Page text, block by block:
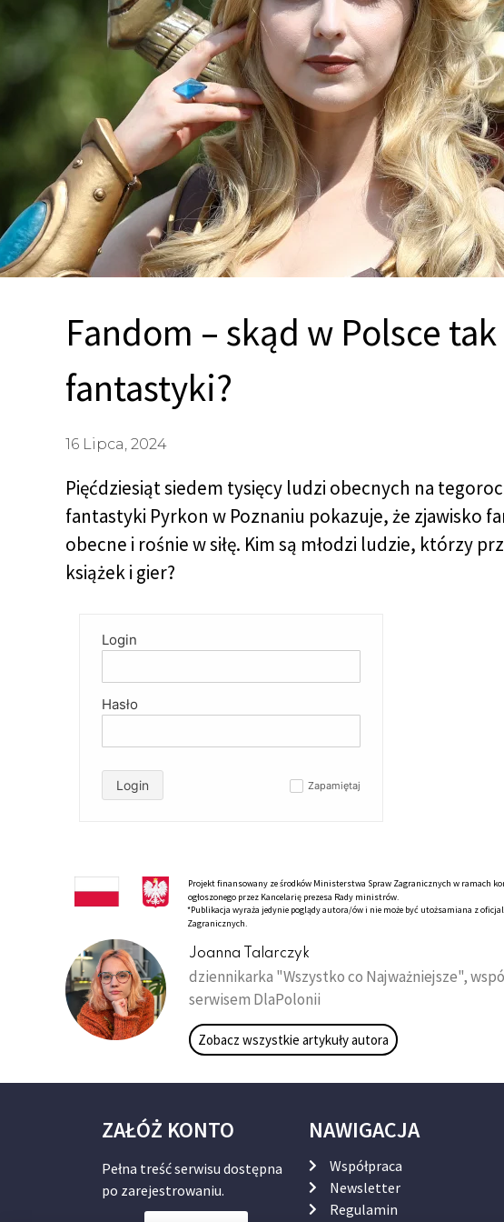
Fandom – skąd w Polsce
fantastyki?
16 Lipca, 2024
Pięćdziesiąt siedem tysięcy ludzi obecnych na
fantastyki Pyrkon w Poznaniu pokazuje, że zjawisko
obecne i rośnie w siłę. Kim są młodzi ludzie, którzy
książek i gier?
Login
Hasło
Zapamiętaj
Login
Projekt finansowany ze środków Ministerstwa Spraw Zagranicznych w ramach
ogłoszonego przez Kancelarię prezesa Rady ministrów.
*Publikacja wyraża jedynie poglądy autora/ów i nie może być utożsamiana z
Zagranicznych.
Joanna Talarczyk
dziennikarka "Wszystko co Najważniejsze",
serwisem DlaPolonii
Zobacz wszystkie artykuły autora
ZAŁÓŻ KONTO
Pełna treść serwisu dostępna
po zarejestrowaniu.
NAWIGACJA
Współpraca
Newsletter
Regulamin